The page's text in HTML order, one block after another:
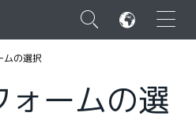
×
ムの選択
ォームの選